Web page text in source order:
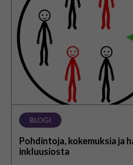
haaveita
inkluusiosta
BLOGI
Pohdintoja, kokemuksia ja
inkluusiosta